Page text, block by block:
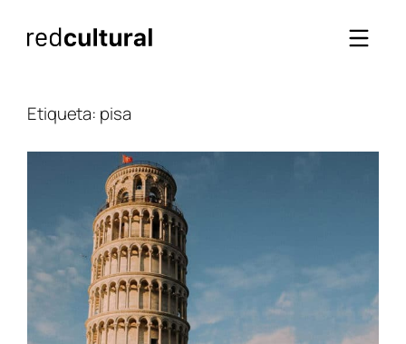
Etiqueta: pisa